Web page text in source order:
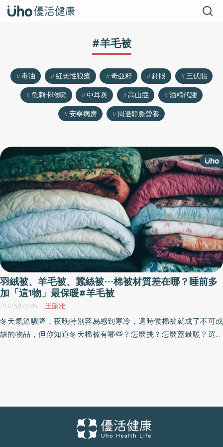
#羊毛被
毒油 紅斑性狼瘡 奇亞籽 針眼
三伏貼
魚刺卡喉嚨
中耳炎 高山症
酒精代謝
安寧病房
周邊靜脈營養
羽絨被、羊毛被、蠶絲被⋯棉被材質差在哪？睡前多
加「這1物」最保暖#羊毛被
2025/12/26 王韻雅
冬天氣溫驟降，夜晚特別容易感到寒冷，這時候棉被就成了不可或
缺的物品，但你知道冬天棉被有哪些？怎麼挑？怎麼蓋最暖？選對